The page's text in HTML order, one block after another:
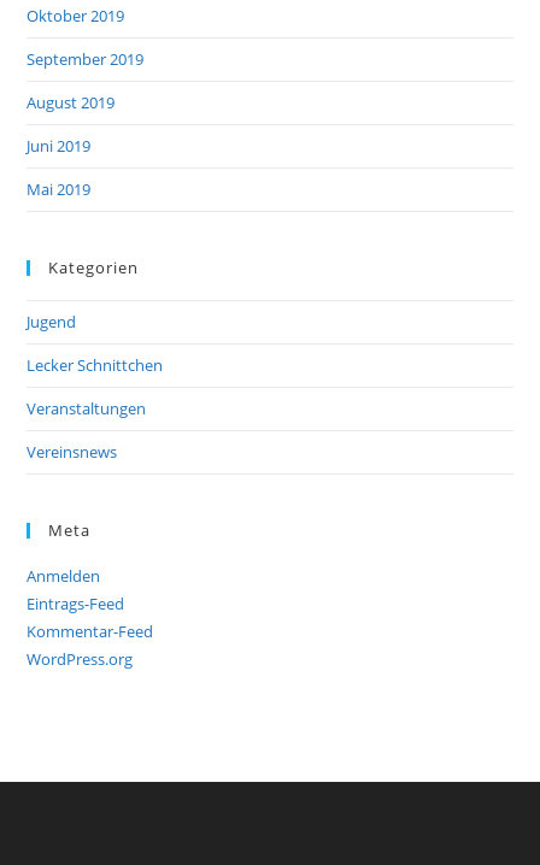
Oktober 2019
September 2019
August 2019
Juni 2019
Mai 2019
Kategorien
Jugend
Lecker Schnittchen
Veranstaltungen
Vereinsnews
Meta
Anmelden
Eintrags-Feed
Kommentar-Feed
WordPress.org